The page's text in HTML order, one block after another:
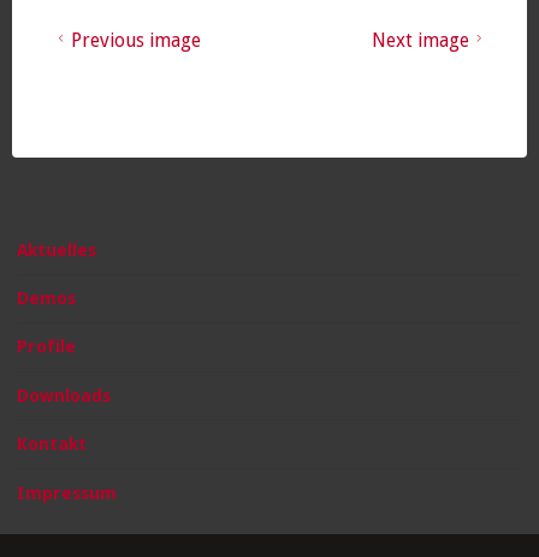
Previous image Next image
Aktuelles
Demos
Profile
Downloads
Kontakt
Impressum